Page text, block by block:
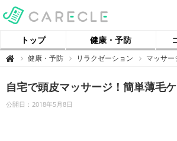
トップ 健康・予防
 【
ル
】
健康・予防 リラクゼーション マッサー
自宅で頭皮マッサージ！簡単薄毛
公開日：2018年5月8日